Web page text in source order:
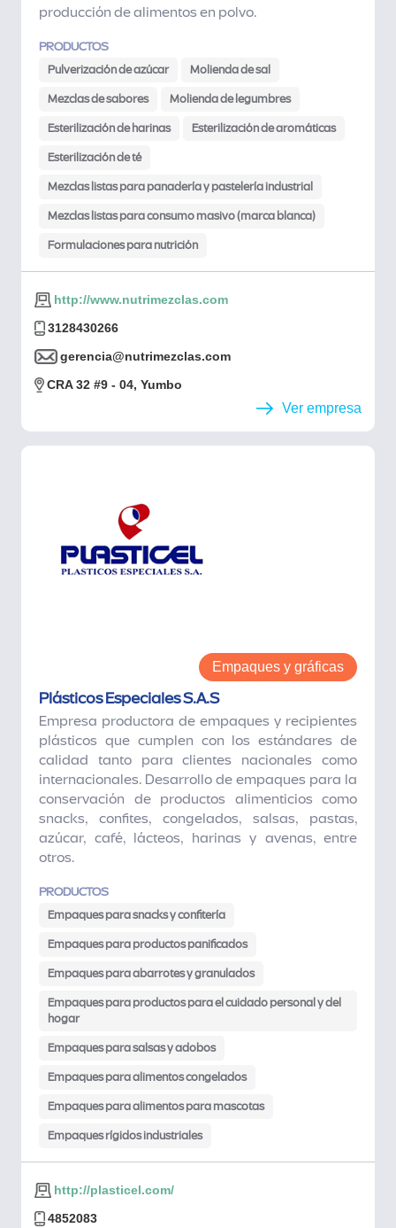
producción de alimentos en polvo.
PRODUCTOS
Pulverización de azúcar Molienda de sal
Mezclas de sabores Molienda de legumbres
Esterilización de harinas Esterilización de aromáticas
Esterilización de té
Mezclas listas para panadería y pastelería industrial
Mezclas listas para consumo masivo (marca blanca)
Formulaciones para nutrición
http://www.nutrimezclas.com
3128430266
gerencia@nutrimezclas.com
CRA 32 #9 - 04, Yumbo
Ver empresa
Empaques y gráficas
Plásticos Especiales S.A.S
Empresa productora de empaques y recipientes
plásticos que cumplen con los estándares de
calidad tanto para clientes nacionales como
internacionales. Desarrollo de empaques para la
conservación de productos alimenticios como
snacks, confites, congelados, salsas, pastas,
azúcar, café, lácteos, harinas y avenas, entre
otros.
PRODUCTOS
Empaques para snacks y confitería
Empaques para productos panificados
Empaques para abarrotes y granulados
Empaques para productos para el cuidado personal y del
hogar
Empaques para salsas y adobos
Empaques para alimentos congelados
Empaques para alimentos para mascotas
Empaques rígidos industriales
http://plasticel.com/
4852083